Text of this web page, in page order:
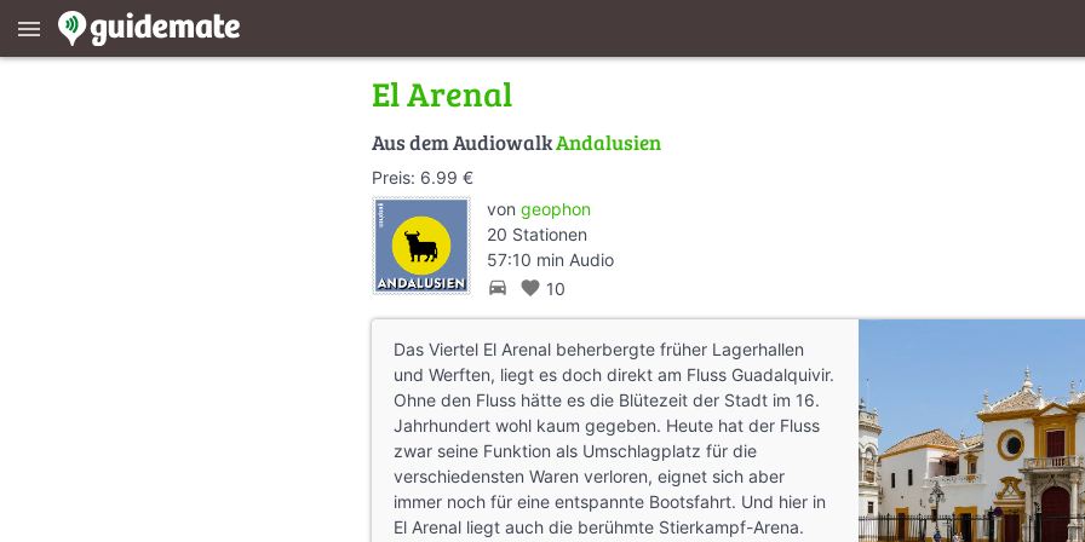
menu
El Arenal
Aus dem AudiowalkAndalusien
Preis: 6.99 €
von geophon
20 Stationen
57:10 min Audio
directions_car favorite 10
Das Viertel El Arenal beherbergte früher Lagerhallen
und Werften, liegt es doch direkt am Fluss Guadalquivir.
Ohne den Fluss hätte es die Blütezeit der Stadt im 16.
Jahrhundert wohl kaum gegeben. Heute hat der Fluss
zwar seine Funktion als Umschlagplatz für die
verschiedensten Waren verloren, eignet sich aber
immer noch für eine entspannte Bootsfahrt. Und hier in
El Arenal liegt auch die berühmte Stierkampf-Arena.